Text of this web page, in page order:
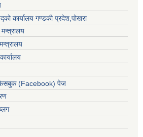
कार्यालय गण्डकी प्रदेश,पोखरा
फेसबुक (Facebook) पेज